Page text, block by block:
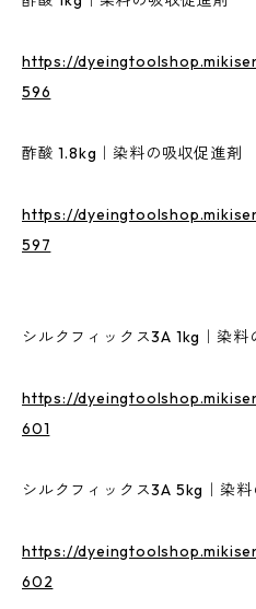
https://
596
酢酸 1.8kg｜染料の吸収促進剤
https://
597
シルクフィックス3A 1kg｜染料
https://
601
シルクフィックス3A 5kg｜染
https://
602